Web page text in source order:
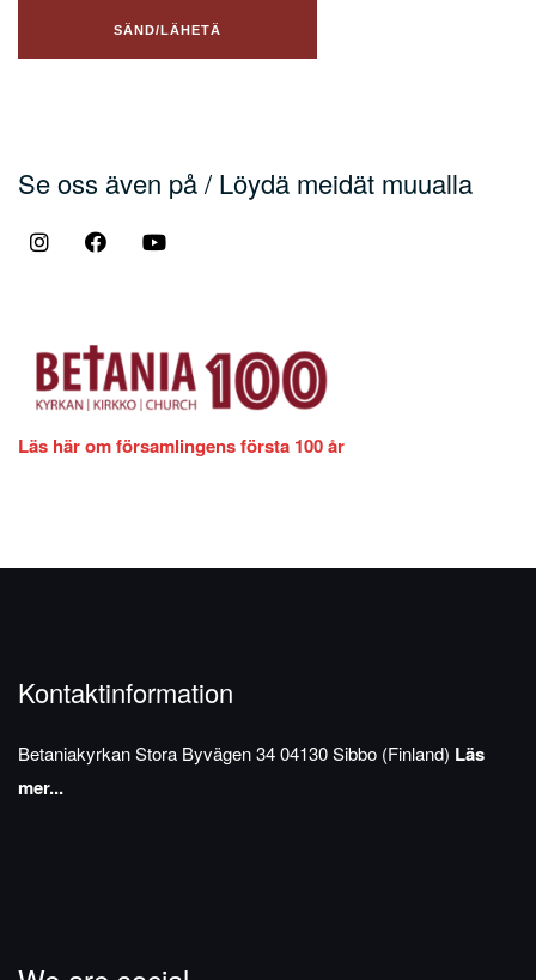
Se oss även på / Löydä meidät muualla
Läs här om församlingens första 100 år
Kontaktinformation
BetaniakyrkanStora Byvägen 3404130 Sibbo (Finland) Läs
mer...